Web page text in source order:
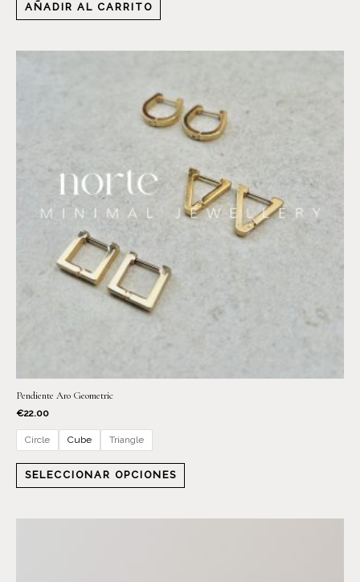
AÑADIR AL CARRITO
Pendiente Aro Geometric
€22.00
Circle Cube Triangle
SELECCIONAR OPCIONES